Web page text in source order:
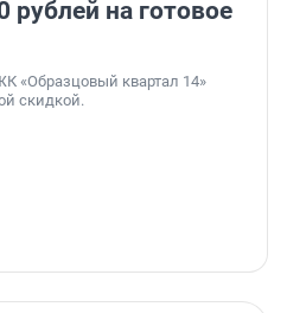
рублей на готовое
«Образцовый квартал 14»
скидкой.